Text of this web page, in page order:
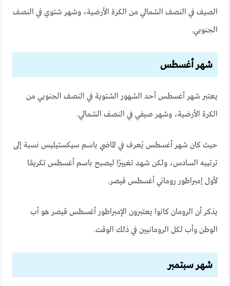
الصيف في النصف الشمالي من الكرة الأرضية، وشهر شتوي في النصف
الجنوبي.
شهر أغسطس
يعتبر شهر أغسطس أحد الشهور الشتوية في النصف الجنوبي من
الكرة الأرضية، وشهر صيفي في النصف الشمالي.
حيث كان شهر أغسطس يُعرف في الماضي باسم سيكستيليس نسبة إلى
ترتيبه السادس، ولكن شهد تغييرًا ليصبح باسم أغسطس تكريمًا
لأول إمبراطور روماني أغسطس قيصر.
يذكر أن الرومان كانوا يعتبرون الإمبراطور أغسطس قيصر هو أب
الوطن وأب لكل الرومانيين في ذلك الوقت.
شهر سبتمبر